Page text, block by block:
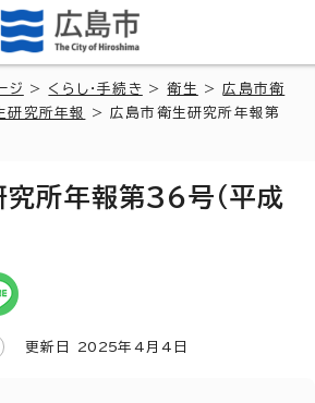
ジ > くらし・手続き >衛生 >広島市衛
研究所年報
> 広島市衛生研究所年報第
究所年報第36号（平成
更新日 2025年4月4日